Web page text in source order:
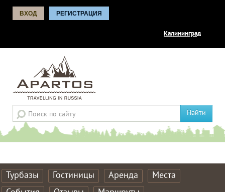
ВХОД РЕГИСТРАЦИЯ
Калининград
Найти
Турбазы Гостиницы Аренда
Места